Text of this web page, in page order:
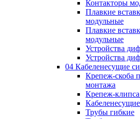
Контакторы
Плавкие
модульные
Плавкие
модульные
Устройства
Устройства
04 Кабеленесущие
Крепеж-скоба
монтажа
Крепеж-
Трубы гибкие